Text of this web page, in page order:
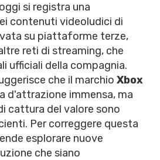
si registra una
contenuti videoludici di
su piattaforme terze,
reti di streaming, che
ufficiali della compagnia.
che il marchio Xbox
d'attrazione immensa, ma
cattura del valore sono
Per correggere questa
esplorare nuove
che siano